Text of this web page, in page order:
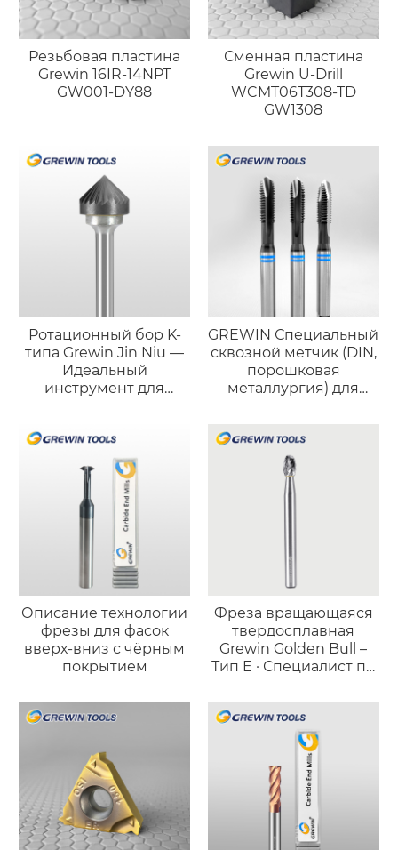
Резьбовая пластина
Grewin 16IR-14NPT
GW001-DY88
Сменная пластина
Grewin U-Drill
WCMT06T308-TD
GW1308
Ротационный бор K-
типа Grewin Jin Niu —
Идеальный
инструмент для
GREWIN Специальный
сквозной метчик (DIN,
порошковая
металлургия) для
Описание технологии
фрезы для фасок
вверх-вниз с чёрным
покрытием
Фреза вращающаяся
твердосплавная
Grewin Golden Bull –
Тип E · Специалист по
криволинейных
поверхностей